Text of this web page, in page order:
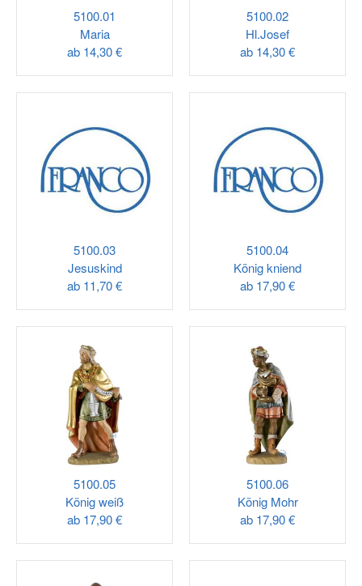
5100.01
Maria
ab 14,30 €
5100.02
Hl.Josef
ab 14,30 €
5100.03
Jesuskind
ab 11,70 €
5100.04
König kniend
ab 17,90 €
5100.05
König weiß
ab 17,90 €
5100.06
König Mohr
ab 17,90 €